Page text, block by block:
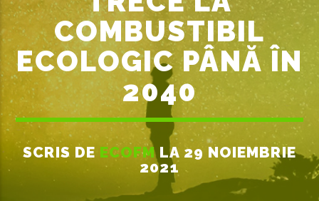
EcoFM Chisinau
COMBUSTIBIL
ECOLOGIC PÂNĂ ÎN
2040
SCRIS DE ECOFMLA 29 NOIEMBRIE
2021